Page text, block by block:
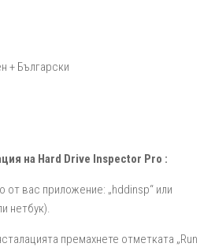
+ Български
на Hard Drive Inspector Pro :
от вас приложение: „hddinsp“ или
нетбук).
премахнете отметката „Run